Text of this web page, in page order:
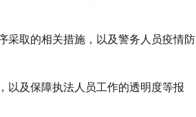
采取的相关措施，以及警务人员疫情防
以及保障执法人员工作的透明度等报